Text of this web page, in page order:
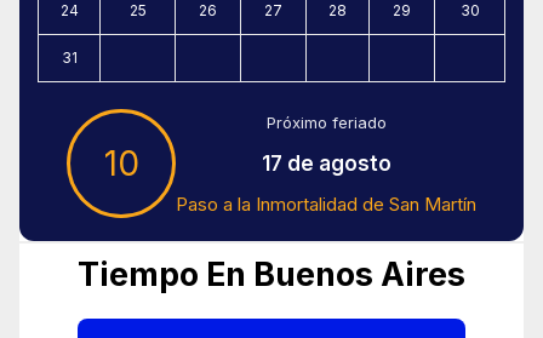
24 25 26 27 28 29 30
31
10
Próximo feriado
17 de agosto
Paso a la Inmortalidad de San Martín
Tiempo En Buenos Aires